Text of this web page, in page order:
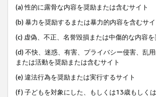
(a) 性的に露骨な内容を奨励または含むサイト
(b) 暴力を奨励するまたは暴力的内容を含むサ
(c) 虚偽、不正、名誉毀損または中傷的な内容
(d) 不快、迷惑、有害、プライバシー侵害、乱
または活動を奨励または含むサイト
(e) 違法行為を奨励または実行するサイト
(f) 子どもを対象にした、もしくは13歳もしく